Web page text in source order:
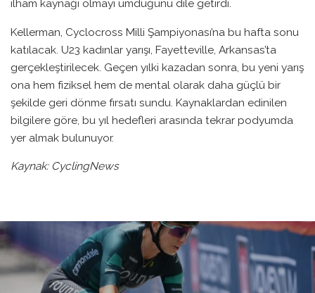
ilham kaynağı olmayı umduğunu dile getirdi.
Kellerman, Cyclocross Milli Şampiyonası’na bu hafta sonu
katılacak. U23 kadınlar yarışı, Fayetteville, Arkansas’ta
gerçekleştirilecek. Geçen yılki kazadan sonra, bu yeni yarış
ona hem fiziksel hem de mental olarak daha güçlü bir
şekilde geri dönme fırsatı sundu. Kaynaklardan edinilen
bilgilere göre, bu yıl hedefleri arasında tekrar podyumda
yer almak bulunuyor.
Kaynak: CyclingNews